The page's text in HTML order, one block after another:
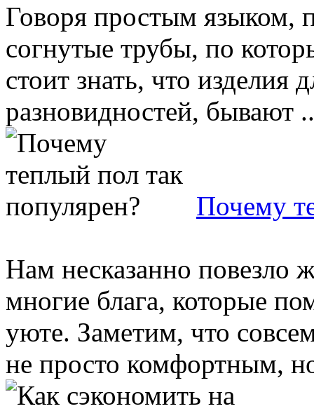
Говоря простым языком,
согнутые трубы, по
стоит знать, что
разновидностей, бывают
Почему
Нам несказанно повезло
многие блага, которые
уюте. Заметим, что
не просто комфортным,